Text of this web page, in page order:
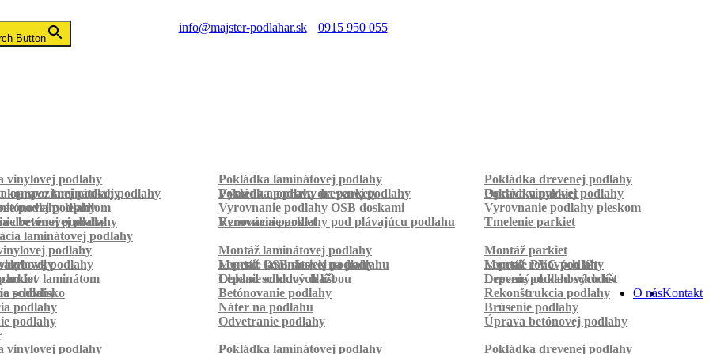
info@majster-podlahar.sk
0915 950 055
Button
vinylovej podlahy Pokládka laminátovej podlahy
Pokládka drevenej podlahy
kompozitnej podlahy Pokládka podlahy na parkety Pokládka parkiet
oprava laminátovej podlahy Výmena a oprava drevenej podlahy
Oprava vinylovej podlahy
podlahy
podlahy lepidlom Vyrovnanie podlahy OSB doskami
Vyrovnanie podlahy pieskom
betónovej podlahy Vyrovnanie podlahy pod plávajúcu podlahu
drevenej podlahy Renovácia parkiet
Tmelenie parkiet
laminátovej podlahy
podlahy Montáž laminátovej podlahy
Montáž parkiet
Montáž OSB dosiek na podlahu
Montáž rohových líšt
podlahy Lepenie laminátovej podlahy
Lepenie PVC podlahy
Lepenie soklových líšt Lepenie podlahových líšt
laminátom Obklad schodov dlažbou
Drevený obklad schodov
schodisko
podlahy Betónovanie podlahy
Rekonštrukcia podlahy
podlahy Náter na podlahu
Brúsenie podlahy
podlahy Odvetranie podlahy
Úprava betónovej podlahy
Kontakt
O nás
vinylovej podlahy Pokládka laminátovej podlahy
Pokládka drevenej podlahy